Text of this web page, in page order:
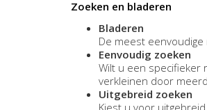
Zoeken en bladeren
Bladeren
De meest
Eenvoudig zoeken
Wilt u een specifieker
verkleinen door
Uitgebreid zoeken